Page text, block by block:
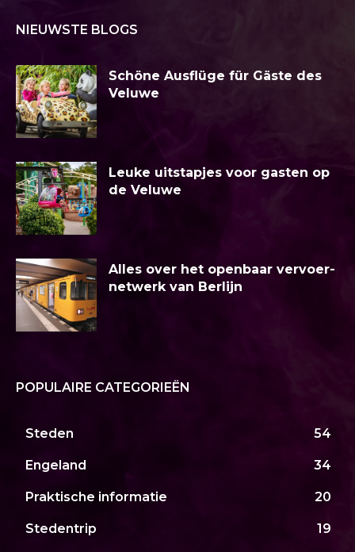
NIEUWSTE BLOGS
Schöne Ausflüge für Gäste des
Veluwe
Leuke uitstapjes voor gasten op
de Veluwe
Alles over het openbaar vervoer-
netwerk van Berlijn
POPULAIRE CATEGORIEËN
Steden 54
Engeland 34
Praktische informatie 20
Stedentrip 19